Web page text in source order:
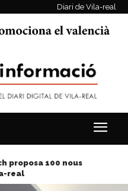
Diari de Vila-real
proposa 100 nous
real